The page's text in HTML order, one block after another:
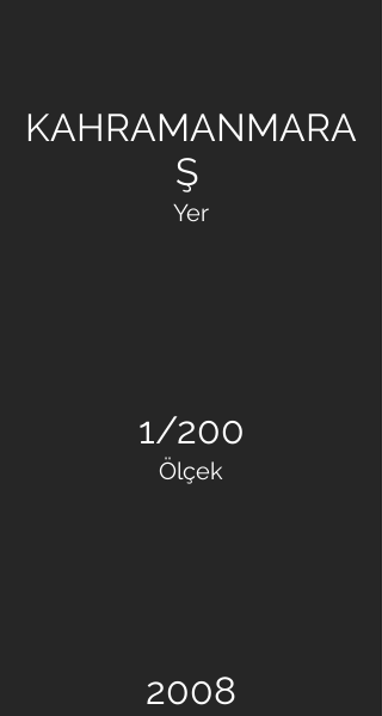
KAHRAMANMARA
Ş
Yer
1/200
Ölçek
2008